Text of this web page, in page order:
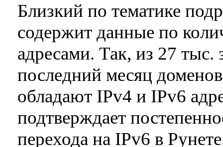
Близкий по тематике
содержит данные по
адресами. Так, из 27 тыс.
последний месяц
обладают IPv4 и IPv6
подтверждает
перехода на IPv6 в